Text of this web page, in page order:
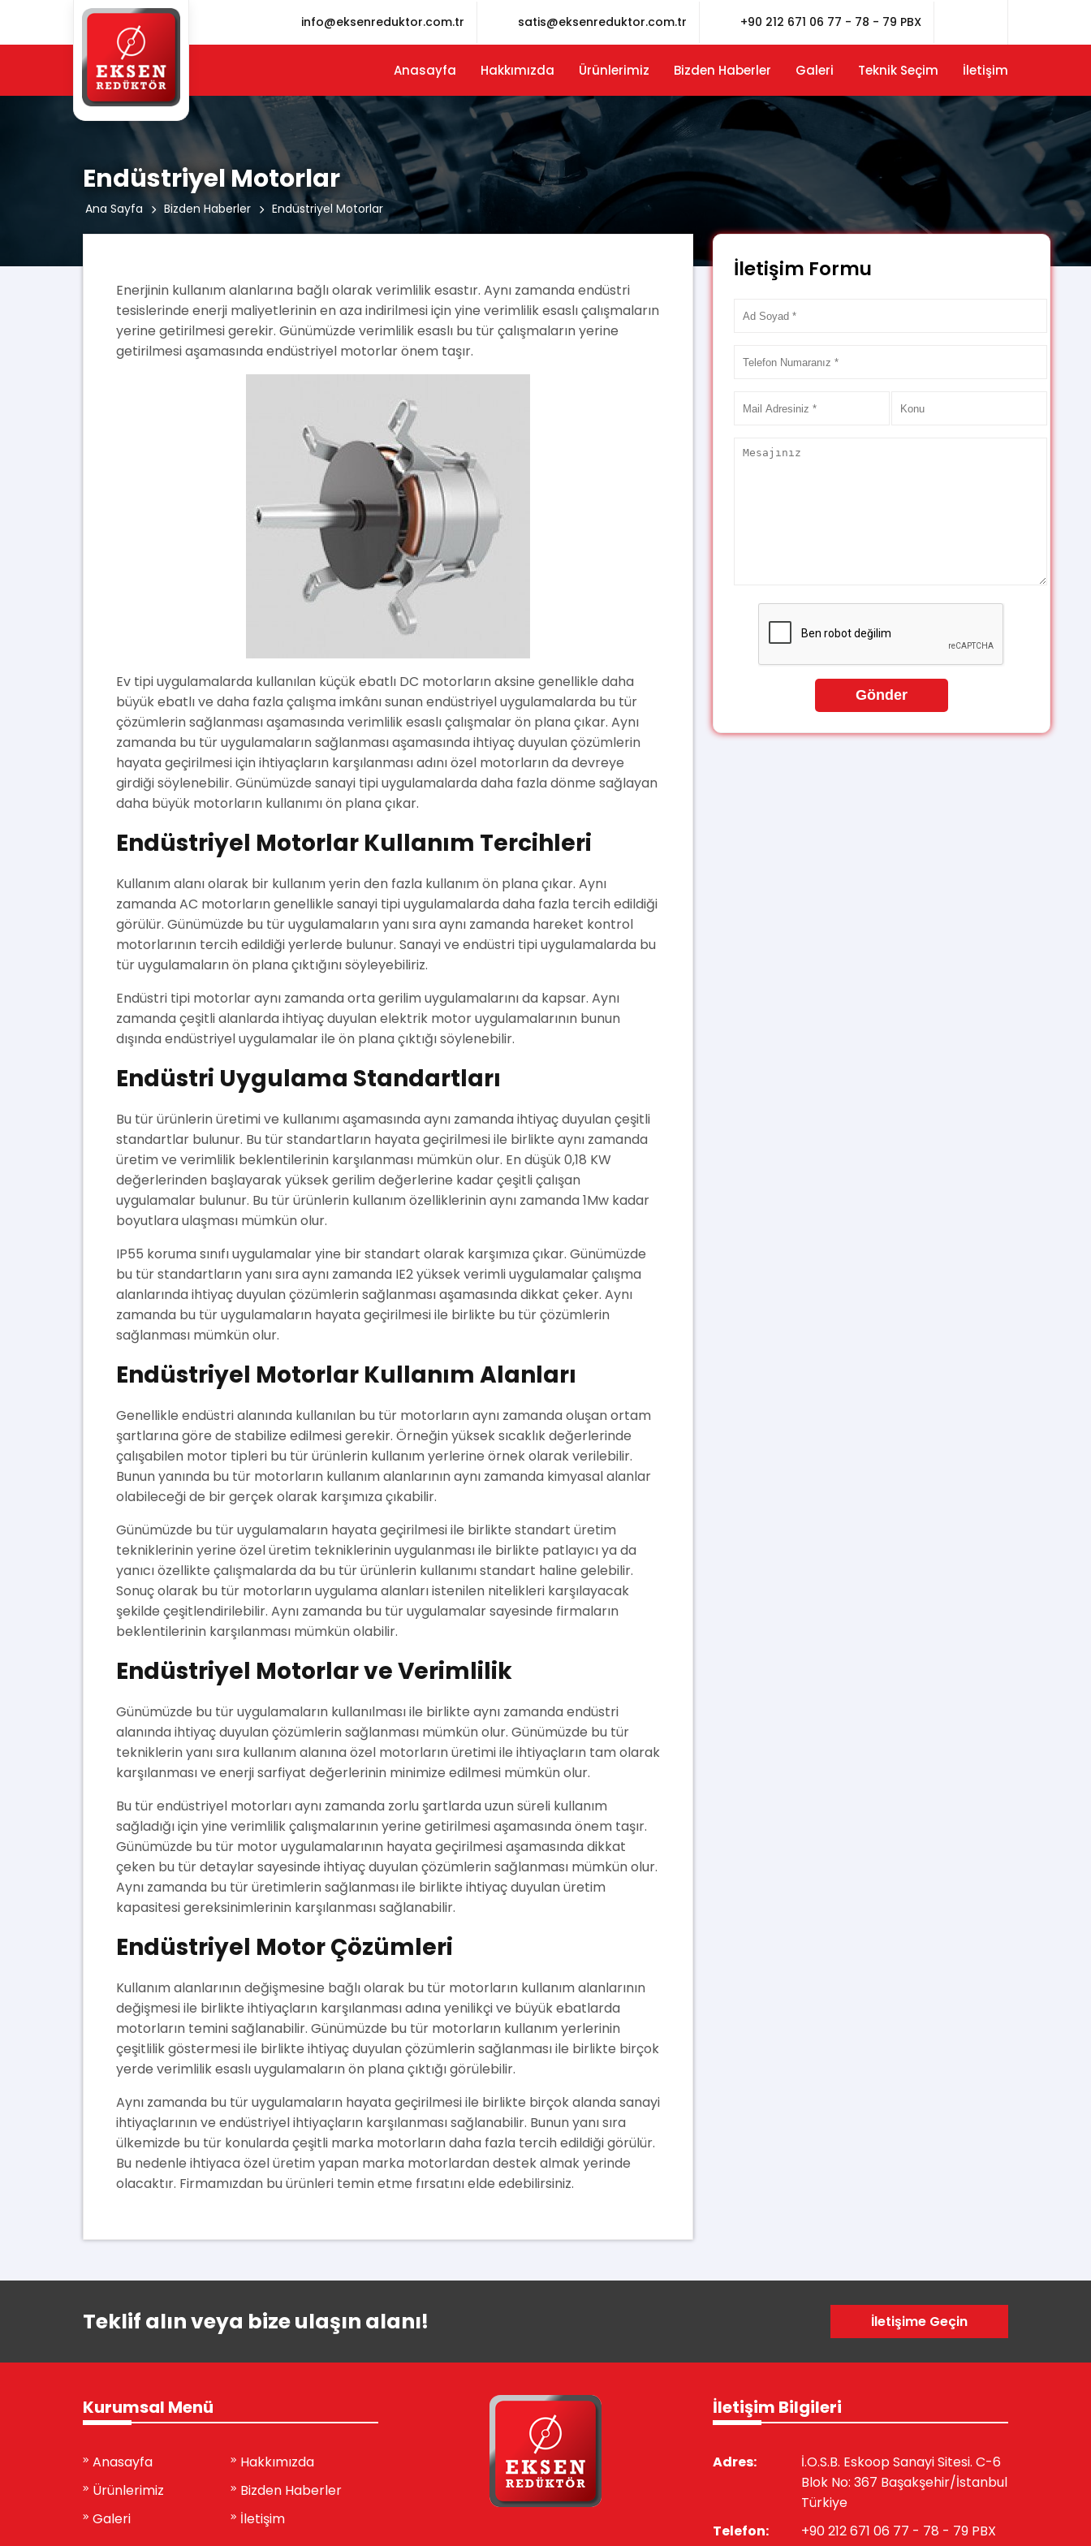
info@eksenreduktor.com.tr satis@eksenreduktor.com.tr +90 212 671 06 77 - 78 - 79 PBX
Anasayfa Hakkımızda Ürünlerimiz Bizden Haberler Galeri Teknik Seçim İletişim
Endüstriyel Motorlar
Ana Sayfa Bizden Haberler Endüstriyel Motorlar
Enerjinin kullanım alanlarına bağlı olarak verimlilik esastır. Aynı zamanda endüstri
tesislerinde enerji maliyetlerinin en aza indirilmesi için yine verimlilik esaslı çalışmaların
yerine getirilmesi gerekir. Günümüzde verimlilik esaslı bu tür çalışmaların yerine
getirilmesi aşamasında endüstriyel motorlar önem taşır.
Ev tipi uygulamalarda kullanılan küçük ebatlı DC motorların aksine genellikle daha
büyük ebatlı ve daha fazla çalışma imkânı sunan endüstriyel uygulamalarda bu tür
çözümlerin sağlanması aşamasında verimlilik esaslı çalışmalar ön plana çıkar. Aynı
zamanda bu tür uygulamaların sağlanması aşamasında ihtiyaç duyulan çözümlerin
hayata geçirilmesi için ihtiyaçların karşılanması adını özel motorların da devreye
girdiği söylenebilir. Günümüzde sanayi tipi uygulamalarda daha fazla dönme sağlayan
daha büyük motorların kullanımı ön plana çıkar.
Endüstriyel Motorlar Kullanım Tercihleri
Kullanım alanı olarak bir kullanım yerin den fazla kullanım ön plana çıkar. Aynı
zamanda AC motorların genellikle sanayi tipi uygulamalarda daha fazla tercih edildiği
görülür. Günümüzde bu tür uygulamaların yanı sıra aynı zamanda hareket kontrol
motorlarının tercih edildiği yerlerde bulunur. Sanayi ve endüstri tipi uygulamalarda bu
tür uygulamaların ön plana çıktığını söyleyebiliriz.
Endüstri tipi motorlar aynı zamanda orta gerilim uygulamalarını da kapsar. Aynı
zamanda çeşitli alanlarda ihtiyaç duyulan elektrik motor uygulamalarının bunun
dışında endüstriyel uygulamalar ile ön plana çıktığı söylenebilir.
Endüstri Uygulama Standartları
Bu tür ürünlerin üretimi ve kullanımı aşamasında aynı zamanda ihtiyaç duyulan çeşitli
standartlar bulunur. Bu tür standartların hayata geçirilmesi ile birlikte aynı zamanda
üretim ve verimlilik beklentilerinin karşılanması mümkün olur. En düşük 0,18 KW
değerlerinden başlayarak yüksek gerilim değerlerine kadar çeşitli çalışan
uygulamalar bulunur. Bu tür ürünlerin kullanım özelliklerinin aynı zamanda 1Mw kadar
boyutlara ulaşması mümkün olur.
IP55 koruma sınıfı uygulamalar yine bir standart olarak karşımıza çıkar. Günümüzde
bu tür standartların yanı sıra aynı zamanda IE2 yüksek verimli uygulamalar çalışma
alanlarında ihtiyaç duyulan çözümlerin sağlanması aşamasında dikkat çeker. Aynı
zamanda bu tür uygulamaların hayata geçirilmesi ile birlikte bu tür çözümlerin
sağlanması mümkün olur.
Endüstriyel Motorlar Kullanım Alanları
Genellikle endüstri alanında kullanılan bu tür motorların aynı zamanda oluşan ortam
şartlarına göre de stabilize edilmesi gerekir. Örneğin yüksek sıcaklık değerlerinde
çalışabilen motor tipleri bu tür ürünlerin kullanım yerlerine örnek olarak verilebilir.
Bunun yanında bu tür motorların kullanım alanlarının aynı zamanda kimyasal alanlar
olabileceği de bir gerçek olarak karşımıza çıkabilir.
Günümüzde bu tür uygulamaların hayata geçirilmesi ile birlikte standart üretim
tekniklerinin yerine özel üretim tekniklerinin uygulanması ile birlikte patlayıcı ya da
yanıcı özellikte çalışmalarda da bu tür ürünlerin kullanımı standart haline gelebilir.
Sonuç olarak bu tür motorların uygulama alanları istenilen nitelikleri karşılayacak
şekilde çeşitlendirilebilir. Aynı zamanda bu tür uygulamalar sayesinde firmaların
beklentilerinin karşılanması mümkün olabilir.
Endüstriyel Motorlar ve Verimlilik
Günümüzde bu tür uygulamaların kullanılması ile birlikte aynı zamanda endüstri
alanında ihtiyaç duyulan çözümlerin sağlanması mümkün olur. Günümüzde bu tür
tekniklerin yanı sıra kullanım alanına özel motorların üretimi ile ihtiyaçların tam olarak
karşılanması ve enerji sarfiyat değerlerinin minimize edilmesi mümkün olur.
Bu tür endüstriyel motorları aynı zamanda zorlu şartlarda uzun süreli kullanım
sağladığı için yine verimlilik çalışmalarının yerine getirilmesi aşamasında önem taşır.
Günümüzde bu tür motor uygulamalarının hayata geçirilmesi aşamasında dikkat
çeken bu tür detaylar sayesinde ihtiyaç duyulan çözümlerin sağlanması mümkün olur.
Aynı zamanda bu tür üretimlerin sağlanması ile birlikte ihtiyaç duyulan üretim
kapasitesi gereksinimlerinin karşılanması sağlanabilir.
Endüstriyel Motor Çözümleri
Kullanım alanlarının değişmesine bağlı olarak bu tür motorların kullanım alanlarının
değişmesi ile birlikte ihtiyaçların karşılanması adına yenilikçi ve büyük ebatlarda
motorların temini sağlanabilir. Günümüzde bu tür motorların kullanım yerlerinin
çeşitlilik göstermesi ile birlikte ihtiyaç duyulan çözümlerin sağlanması ile birlikte birçok
yerde verimlilik esaslı uygulamaların ön plana çıktığı görülebilir.
Aynı zamanda bu tür uygulamaların hayata geçirilmesi ile birlikte birçok alanda sanayi
ihtiyaçlarının ve endüstriyel ihtiyaçların karşılanması sağlanabilir. Bunun yanı sıra
ülkemizde bu tür konularda çeşitli marka motorların daha fazla tercih edildiği görülür.
Bu nedenle ihtiyaca özel üretim yapan marka motorlardan destek almak yerinde
olacaktır. Firmamızdan bu ürünleri temin etme fırsatını elde edebilirsiniz.
İletişim Formu
Gönder
Teklif alın veya bize ulaşın alanı! İletişime Geçin
Kurumsal Menü
Anasayfa
Hakkımızda
Ürünlerimiz
Bizden Haberler
Galeri
İletişim
İletişim Bilgileri
Adres:
İ.O.S.B. Eskoop Sanayi Sitesi. C-6
Blok No: 367 Başakşehir/İstanbul
Türkiye
Telefon:
+90 212 671 06 77 - 78 - 79 PBX